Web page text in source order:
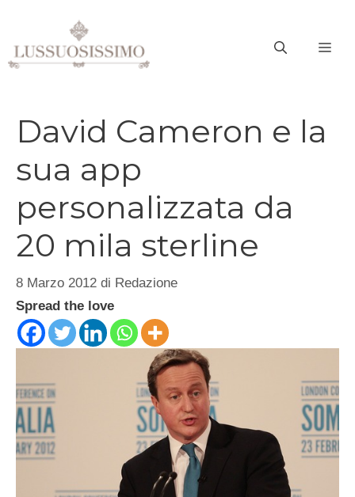
contenuto
David Cameron e la
sua app
personalizzata da
20 mila sterline
8 Marzo 2012 di Redazione
Spread the love